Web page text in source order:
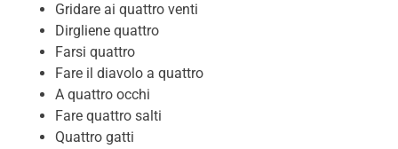
Gridare ai quattro venti
Dirgliene quattro
Farsi quattro
Fare il diavolo a quattro
A quattro occhi
Fare quattro salti
Quattro gatti